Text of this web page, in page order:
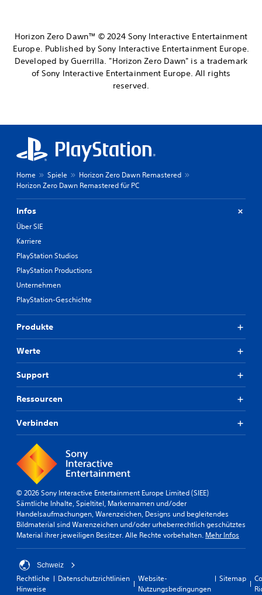
Horizon Zero Dawn™ © 2024 Sony Interactive Entertainment
Europe. Published by Sony Interactive Entertainment Europe.
Developed by Guerrilla. "Horizon Zero Dawn" is a trademark
of Sony Interactive Entertainment Europe. All rights
reserved.
Home Spiele
Horizon Zero Dawn Remastered
Horizon Zero Dawn Remastered für PC
Infos
Über SIE
Karriere
PlayStation Studios
PlayStation Productions
Unternehmen
PlayStation-Geschichte
Produkte
Werte
Support
Ressourcen
Verbinden
© 2026 Sony Interactive Entertainment Europe Limited (SIEE)
Sämtliche Inhalte, Spieltitel, Markennamen und/oder
Handelsaufmachungen, Warenzeichen, Designs und begleitendes
Bildmaterial sind Warenzeichen und/oder urheberrechtlich geschütztes
Material ihrer jeweiligen Besitzer. Alle Rechte vorbehalten. Mehr Infos
Schweiz
Rechtliche
Hinweise
Datenschutzrichtlinien
Website-
Nutzungsbedingungen
Sitemap